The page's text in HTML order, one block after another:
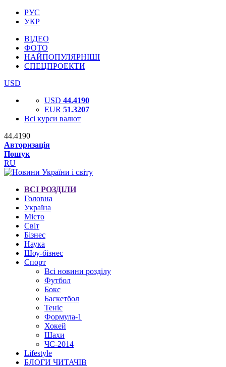
РУС
УКР
ВІДЕО
ФОТО
НАЙПОПУЛЯРНІШІ
СПЕЦПРОЕКТИ
USD
USD 44.4190
EUR 51.3207
Всі курси валют
44.4190
Авторизація
Пошук
RU
ВСІ РОЗДІЛИ
Головна
Україна
Місто
Світ
Бізнес
Наука
Шоу-бізнес
Спорт
Всі новини розділу
Футбол
Бокс
Баскетбол
Теніс
Формула-1
Хокей
Шахи
ЧС-2014
Lifestyle
БЛОГИ ЧИТАЧІВ